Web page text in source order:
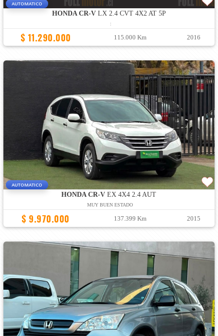
AUTOMATICO
HONDA CR-VLX 2.4 CVT 4X2 AT 5P
:
$ 11.290.000 115.000 Km 2016
AUTOMATICO
HONDA CR-V EX 4X4 2.4 AUT
MUY BUEN ESTADO
$ 9.970.000 137.399 Km 2015